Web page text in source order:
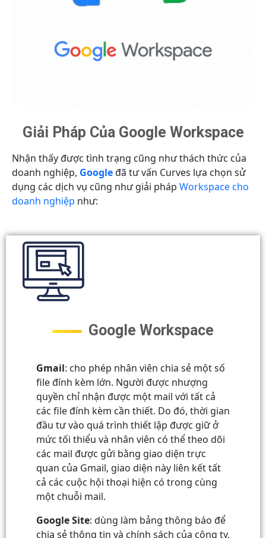
Giải Pháp Của Google Workspace
Nhận thấy được tình trạng cũng như thách thức của
doanh nghiệp, Googleđã tư vấn Curves lựa chọn sử
dụng các dịch vụ cũng như giải pháp Workspace cho
doanh nghiệp như:
Google Workspace
Gmail: cho phép nhân viên chia sẻ một số
file đính kèm lớn. Người được nhượng
quyền chỉ nhận được một mail với tất cả
các file đính kèm cần thiết. Do đó, thời gian
đầu tư vào quá trình thiết lập được giữ ở
mức tối thiểu và nhân viên có thể theo dõi
các mail được gửi bằng giao diện trực
quan của Gmail, giao diện này liên kết tất
cả các cuộc hội thoại hiện có trong cùng
một chuỗi mail.
Google Site: dùng làm bảng thông báo để
chia sẻ thông tin và chính sách của công ty,